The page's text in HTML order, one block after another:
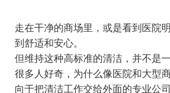
走在干净的商场里，或是看到医院
到舒适和安心。
但维持这种高标准的清洁，并不是一
很多人好奇，为什么像医院和大型
向于把清洁工作交给外面的专业公